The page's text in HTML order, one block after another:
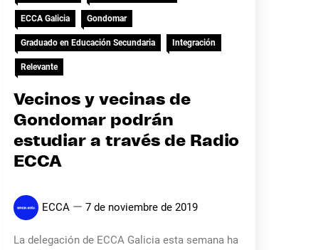
ECCA Galicia Gondomar
Graduado en Educación Secundaria Integración
Relevante
Vecinos y vecinas de
Gondomar podrán
estudiar a través de Radio
ECCA
ECCA 7 de noviembre de 2019
La delegación de ECCA Galicia esta semana ha